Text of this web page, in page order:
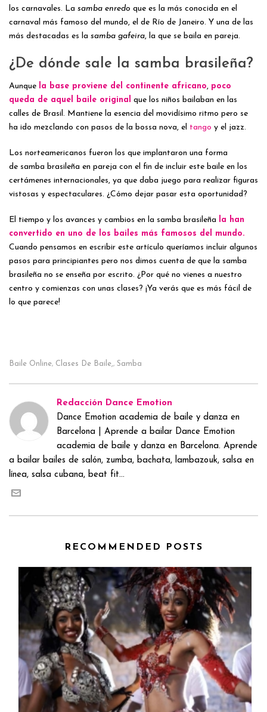
los carnavales. La samba enredo que es la más conocida en el
carnaval más famoso del mundo, el de Río de Janeiro. Y una de las
más destacadas es la samba gafeira, la que se baila en pareja.
¿De dónde sale la samba brasileña?
Aunque la base proviene del continente africano, poco
queda de aquel baile original que los niños bailaban en las
calles de Brasil. Mantiene la esencia del movidísimo ritmo pero se
ha ido mezclando con pasos de la bossa nova, el tango y el jazz.
Los norteamericanos fueron los que implantaron una forma
de samba brasileña en pareja con el fin de incluir este baile en los
certámenes internacionales, ya que daba juego para realizar figuras
vistosas y espectaculares. ¿Cómo dejar pasar esta oportunidad?
El tiempo y los avances y cambios en la samba brasileña
la han
convertido en uno de los bailes más famosos del mundo.
Cuando pensamos en escribir este artículo queríamos incluir algunos
pasos para principiantes pero nos dimos cuenta de que la samba
brasileña no se enseña por escrito. ¿Por qué no vienes a nuestro
centro y comienzas con unas clases? ¡Ya verás que es más fácil de
lo que parece!
Baile Online, Clases De Baile, , Samba
Redacción Dance Emotion
Dance Emotion academia de baile y danza en
Barcelona | Aprende a bailar Dance Emotion
academia de baile y danza en Barcelona. Aprende
a bailar bailes de salón, zumba, bachata, lambazouk, salsa en
línea, salsa cubana, beat fit...
RECOMMENDED POSTS